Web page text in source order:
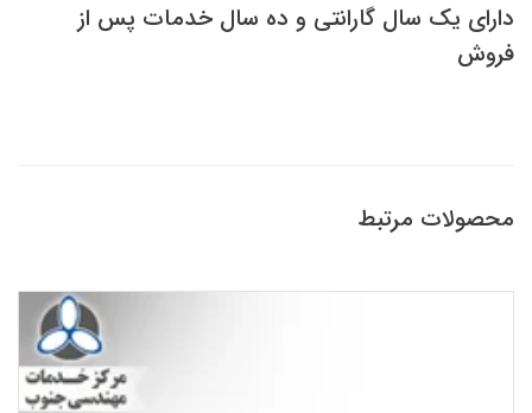
دارای یک سال گارانتی و ده سال خدمات پس از
فروش
محصولات مرتبط